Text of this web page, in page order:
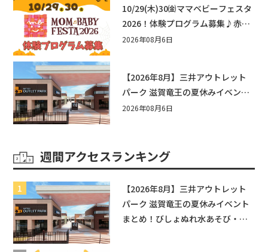
10/29(木)30㈮ママベビーフェスタ
2026！体験プログラム募集♪赤ち
ゃん向けイベントに出演しません
2026年08月6日
【2026年8月】三井アウトレット
パーク 滋賀竜王の夏休みイベント
まとめ！びしょぬれ水あそび・激
2026年08月6日
週間アクセスランキング
【2026年8月】三井アウトレット
パーク 滋賀竜王の夏休みイベント
まとめ！びしょぬれ水あそび・激